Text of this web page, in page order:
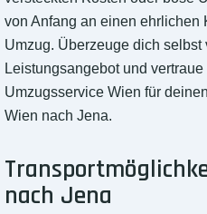
von Anfang an einen ehrlichen
Umzug. Überzeuge dich
Leistungsangebot und
Umzugsservice Wien für
Wien nach Jena.
nach Jena